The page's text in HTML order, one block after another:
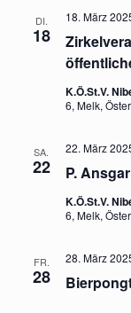
DI.
18
18. März
K.Ö.St.V.
6, Melk,
SA.
22 P.
22. März
K.Ö.St.V.
6, Melk,
FR.
28
28. März